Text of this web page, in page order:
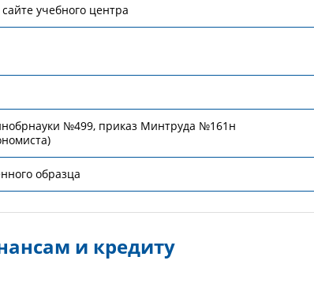
учебного центра
№499, приказ Минтруда №161н
образца
и кредиту